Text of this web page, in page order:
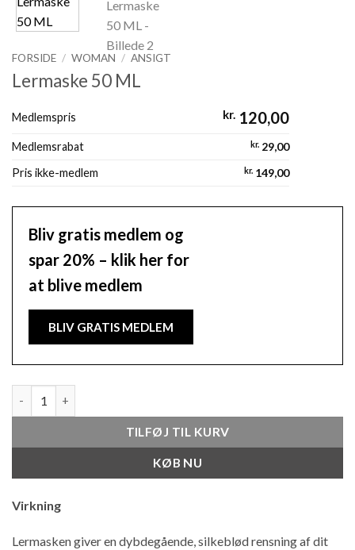
FORSIDE / WOMAN / ANSIGT
Lermaske 50 ML
Medlemspris kr. 120,00
Medlemsrabat kr. 29,00
Pris ikke-medlem
kr. 149,00
Bliv gratis medlem og
spar 20% – klik her for
at blive medlem
BLIV GRATIS MEDLEM
TILFØJ TIL KURV
KØB NU
Virkning
Lermasken giver en dybdegående, silkeblød rensning af dit